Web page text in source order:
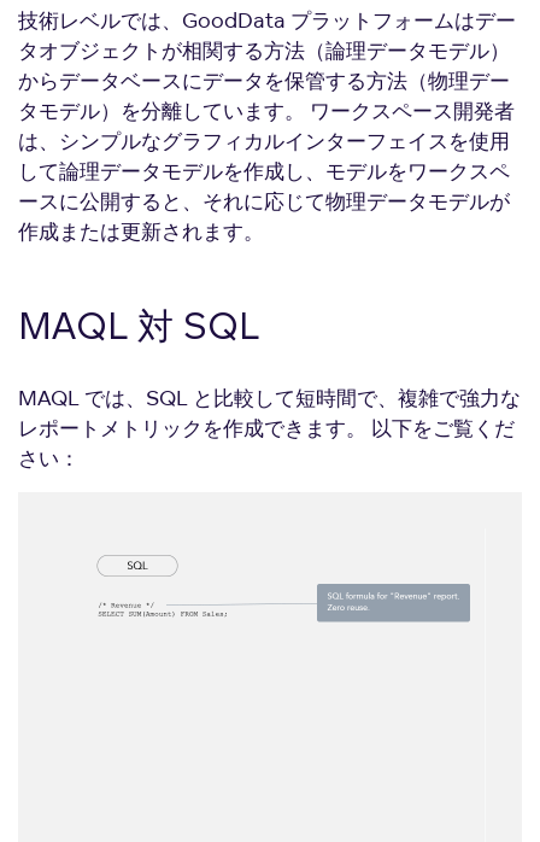
技術レベルでは、GoodData プラットフォームはデー
タオブジェクトが相関する方法（論理データモデル）
からデータベースにデータを保管する方法（物理デー
タモデル）を分離しています。 ワークスペース開発者
は、シンプルなグラフィカルインターフェイスを使用
して論理データモデルを作成し、モデルをワークスペ
ースに公開すると、それに応じて物理データモデルが
作成または更新されます。
MAQL 対 SQL
MAQL では、SQL と比較して短時間で、複雑で強力な
レポートメトリックを作成できます。 以下をご覧くだ
さい：